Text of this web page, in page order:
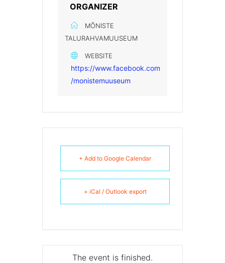
ORGANIZER
MÕNISTE
TALURAHVAMUUSEUM
WEBSITE
https://www.facebook.com
/monistemuuseum
+ Add to Google Calendar
+ iCal / Outlook export
The event is finished.